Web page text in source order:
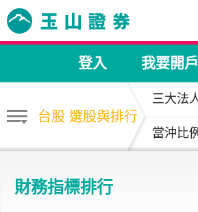
登入 我要開戶
台股 選股與排行
三大法
當沖比
財務指標排行